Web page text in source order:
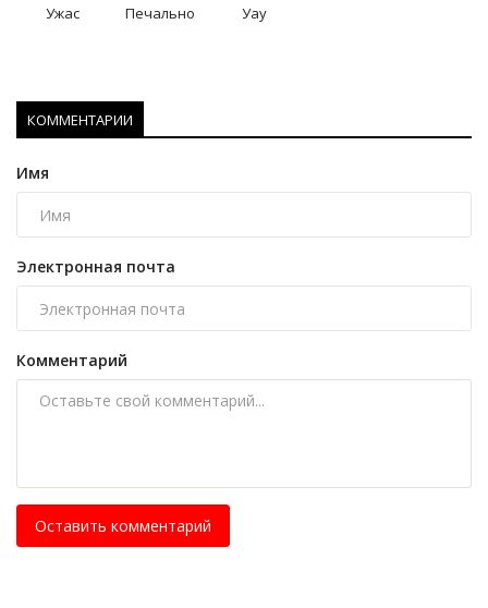
Ужас Печально Уау
КОММЕНТАРИИ
Имя
Электронная почта
Комментарий
Оставить комментарий